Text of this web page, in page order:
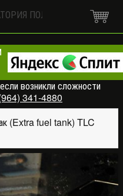
возникли сложности
341-4880
(Extra fuel tank) TLC